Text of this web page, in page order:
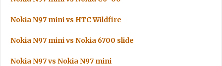
Nokia N97 mini vs HTC Wildfire
Nokia N97 mini vs Nokia 6700 slide
Nokia N97 vs Nokia N97 mini